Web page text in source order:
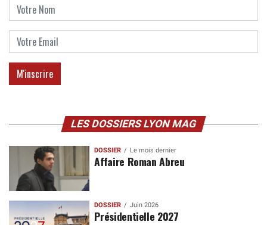
LES DOSSIERS LYON MAG
DOSSIER Le mois dernier
Affaire Roman Abreu
DOSSIER Juin 2026
Présidentielle 2027